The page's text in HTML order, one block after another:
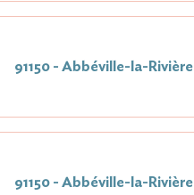
91150 - Abbéville-la-Rivière
91150 - Abbéville-la-Rivière